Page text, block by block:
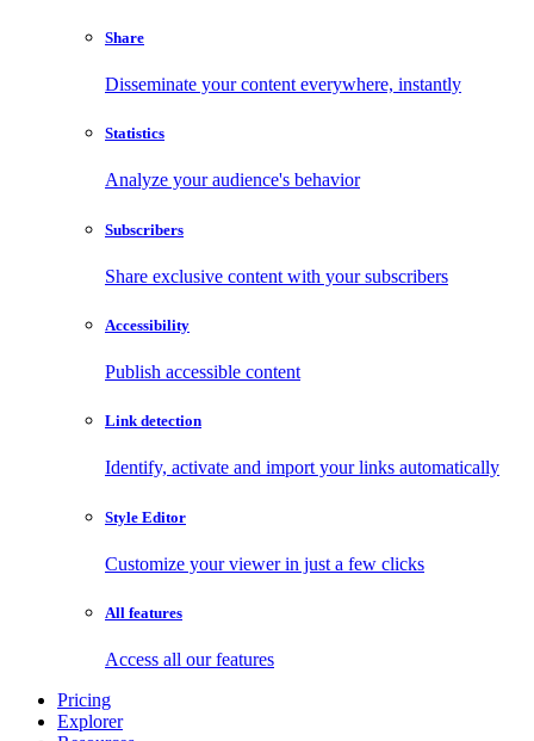
Share
Disseminate your content everywhere, instantly
Statistics
Analyze your audience's behavior
Subscribers
Share exclusive content with your subscribers
Accessibility
Publish accessible content
Link detection
Identify, activate and import your links automatically
Style Editor
Customize your viewer in just a few clicks
All features
Access all our features
Pricing
Explorer